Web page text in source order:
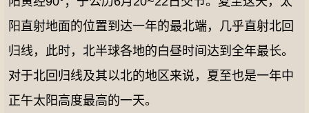
阳直射地面的位置到达一年的最北端，几乎直射北回
归线，此时，北半球各地的白昼时间达到全年最长。
对于北回归线及其以北的地区来说，夏至也是一年中
正午太阳高度最高的一天。